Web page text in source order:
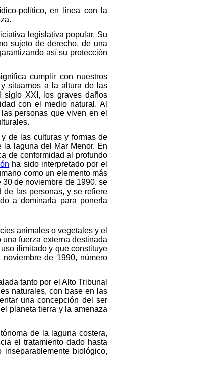
político, en línea con la
legislativa popular. Su
sujeto de derecho, de una
así su protección
cumplir con nuestros
situarnos a la altura de las
siglo XXI, los graves daños
con el medio natural. Al
personas que viven en el
de las culturas y formas de
laguna del Mar Menor. En
de conformidad al profundo
ha sido interpretado por el
como un elemento más
de noviembre de 1990, se
las personas, y se refiere
a dominarla para ponerla
animales o vegetales y el
fuerza externa destinada
ilimitado y que constituye
de 1990, número
tanto por el Alto Tribunal
naturales, con base en las
una concepción del ser
planeta tierra y la amenaza
de la laguna costera,
el tratamiento dado hasta
biológico,